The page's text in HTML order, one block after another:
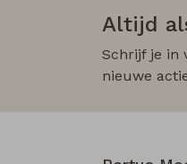
Altijd
Schrijf je in
nieuwe